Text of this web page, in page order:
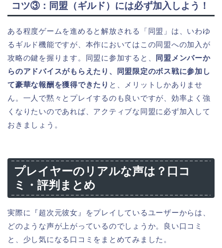
コツ③：同盟（ギルド）には必ず加入しよう！
ある程度ゲームを進めると解放される「同盟」は、いわゆ
るギルド機能ですが、本作においてはこの同盟への加入が
攻略の鍵を握ります。同盟に参加すると、
同盟メンバーか
らのアドバイスがもらえたり、同盟限定のボス戦に参加し
て豪華な報酬を獲得できたり と、メリットしかありませ
ん。一人で黙々とプレイするのも良いですが、効率よく強
くなりたいのであれば、アクティブな同盟に必ず加入して
おきましょう。
プレイヤーのリアルな声は？口コ
ミ・評判まとめ
実際に『超次元彼女』をプレイしているユーザーからは、
どのような声が上がっているのでしょうか。良い口コミ
と、少し気になる口コミをまとめてみました。